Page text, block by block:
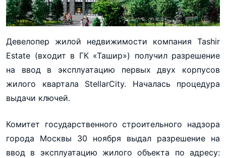
Девелопер жилой недвижимости компания Tashir
Estatе (входит в ГК «Ташир») получил разрешение
на ввод в эксплуатацию первых двух корпусов
жилого квартала StellarCity. Началась процедура
выдачи ключей.
Комитет государственного строительного надзора
города Москвы 30 ноября выдал разрешение на
ввод в эксплуатацию жилого объекта по адресу: